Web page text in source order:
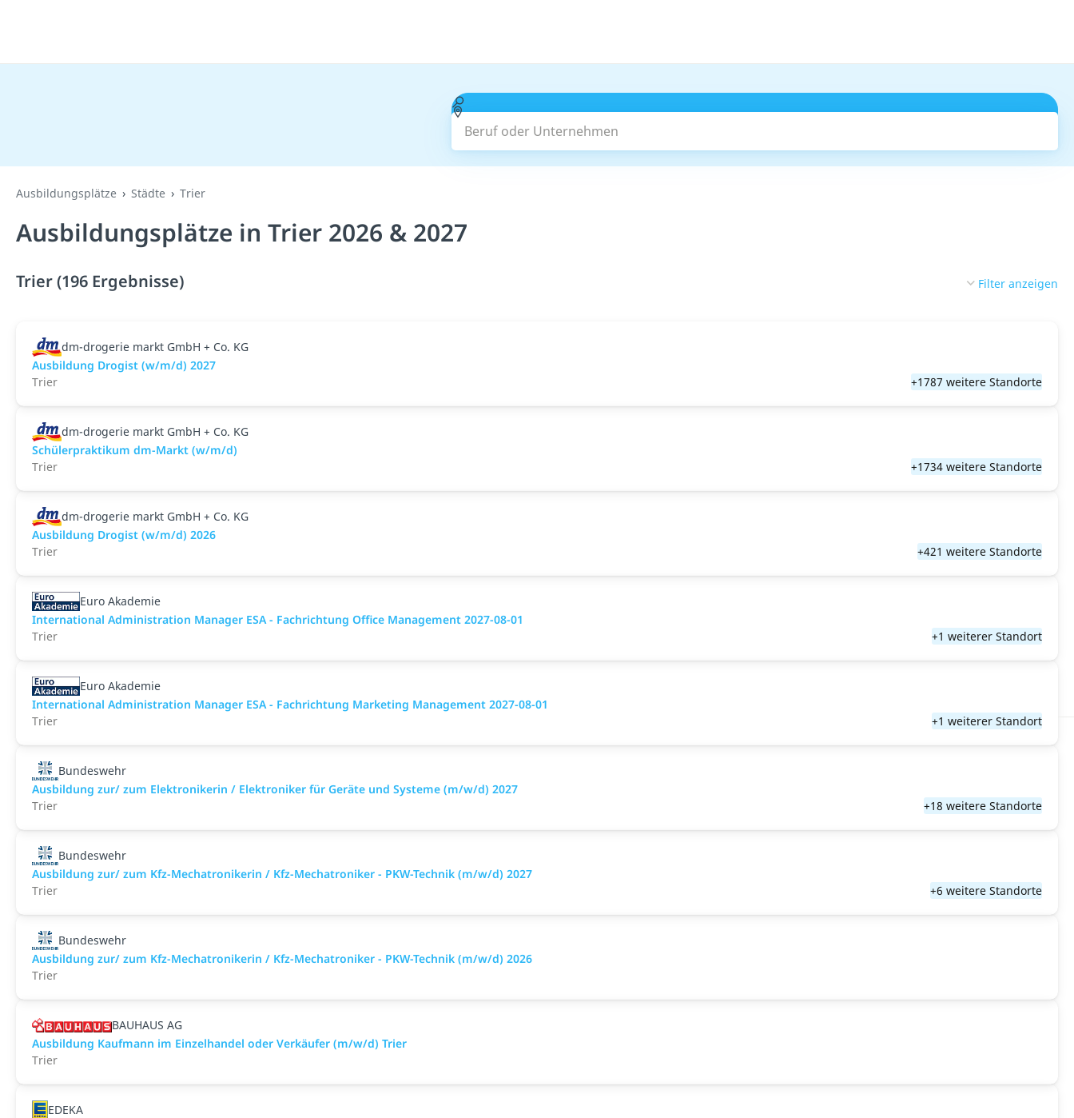
Beruf oder Unternehmen
Ausbildungsplätze Städte Trier
Ausbildungsplätze in Trier 2026 & 2027
Trier (196 Ergebnisse) Filter anzeigen
dm-drogerie markt GmbH + Co. KG
Ausbildung Drogist (w/m/d) 2027
Trier
+1787 weitere Standorte
dm-drogerie markt GmbH + Co. KG
Schülerpraktikum dm-Markt (w/m/d)
Trier
+1734 weitere Standorte
dm-drogerie markt GmbH + Co. KG
Ausbildung Drogist (w/m/d) 2026
Trier
+421 weitere Standorte
Euro Akademie
International Administration Manager ESA - Fachrichtung Office Management 2027-08-01
Trier
+1 weiterer Standort
Euro Akademie
International Administration Manager ESA - Fachrichtung Marketing Management 2027-08-01
Trier
+1 weiterer Standort
Bundeswehr
Ausbildung zur/ zum Elektronikerin / Elektroniker für Geräte und Systeme (m/w/d) 2027
Trier
+18 weitere Standorte
Bundeswehr
Ausbildung zur/ zum Kfz-Mechatronikerin / Kfz-Mechatroniker - PKW-Technik (m/w/d) 2027
Trier
+6 weitere Standorte
Bundeswehr
Ausbildung zur/ zum Kfz-Mechatronikerin / Kfz-Mechatroniker - PKW-Technik (m/w/d) 2026
Trier
BAUHAUS AG
Ausbildung Kaufmann im Einzelhandel oder Verkäufer (m/w/d) Trier
Trier
EDEKA